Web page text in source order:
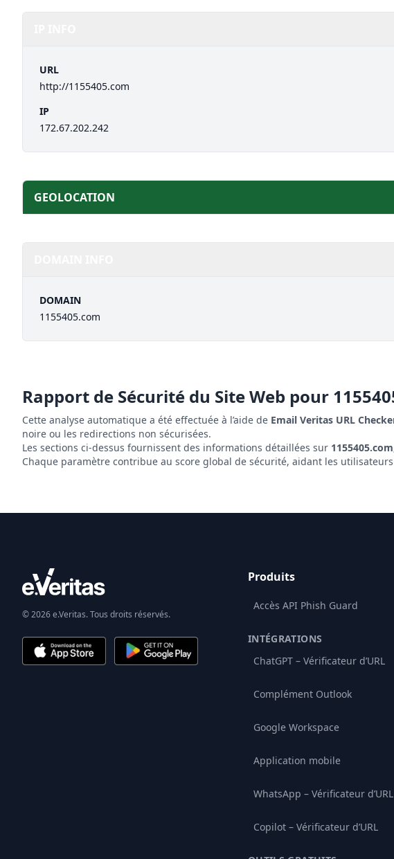
URL
http://1155405.com
IP
172.67.202.242
GEOLOCATION
DOMAIN
1155405.com
Rapport de Sécurité du Site Web pour
Cette analyse automatique a été effectuée à l’aide de Email Veritas URL
noire ou les redirections non sécurisées.
Les sections ci-dessus fournissent des informations détaillées sur 1155405.com
Chaque paramètre contribue au score global de sécurité, aidant les
© 2026 e.Veritas. Tous droits réservés.
Produits
Accès API Phish Guard
INTÉGRATIONS
ChatGPT – Vérificateur d’URL
Complément Outlook
Google Workspace
Application mobile
WhatsApp – Vérificateur d’URL
Copilot – Vérificateur d’URL